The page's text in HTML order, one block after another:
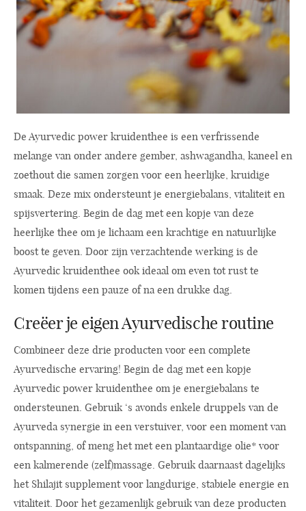
De Ayurvedic power kruidenthee is een verfrissende
melange van onder andere gember, ashwagandha, kaneel en
zoethout die samen zorgen voor een heerlijke, kruidige
smaak. Deze mix ondersteunt je energiebalans, vitaliteit en
spijsvertering. Begin de dag met een kopje van deze
heerlijke thee om je lichaam een krachtige en natuurlijke
boost te geven. Door zijn verzachtende werking is de
Ayurvedic kruidenthee ook ideaal om even tot rust te
komen tijdens een pauze of na een drukke dag.
Creëer je eigen Ayurvedische routine
Combineer deze drie producten voor een complete
Ayurvedische ervaring! Begin de dag met een kopje
Ayurvedic power kruidenthee om je energiebalans te
ondersteunen. Gebruik ‘s avonds enkele druppels van de
Ayurveda synergie in een verstuiver, voor een moment van
ontspanning, of meng het met een plantaardige olie* voor
een kalmerende (zelf)massage. Gebruik daarnaast dagelijks
het Shilajit supplement voor langdurige, stabiele energie en
vitaliteit. Door het gezamenlijk gebruik van deze producten